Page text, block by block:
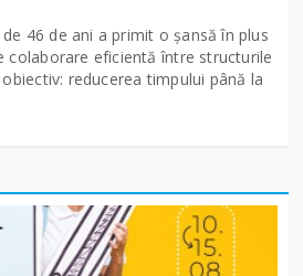
46 de ani a primit o șansă în plus
colaborare eficientă între structurile
reducerea timpului până la